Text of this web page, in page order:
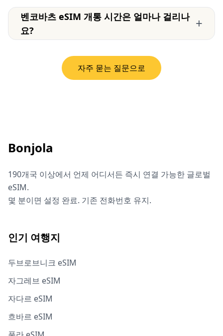
벤코바츠 eSIM 개통 시간은 얼마나 걸리나
요?
+
자주 묻는 질문으로
Bonjola
190개국 이상에서 언제 어디서든 즉시 연결 가능한 글로벌
eSIM.
몇 분이면 설정 완료. 기존 전화번호 유지.
인기 여행지
두브로브니크 eSIM
자그레브 eSIM
자다르 eSIM
흐바르 eSIM